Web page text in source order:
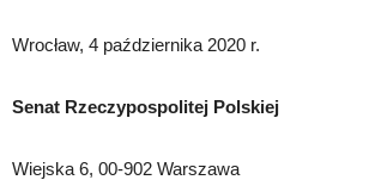
Wrocław, 4 października 2020 r.
Senat Rzeczypospolitej Polskiej
Wiejska 6, 00-902 Warszawa